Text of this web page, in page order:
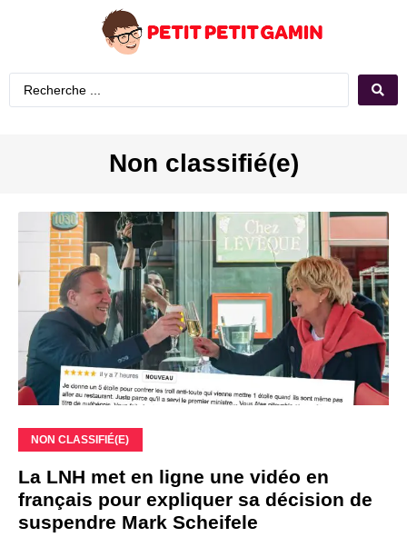
Non classifié(e)
NON CLASSIFIÉ(E)
La LNH met en ligne une vidéo en
français pour expliquer sa décision de
suspendre Mark Scheifele